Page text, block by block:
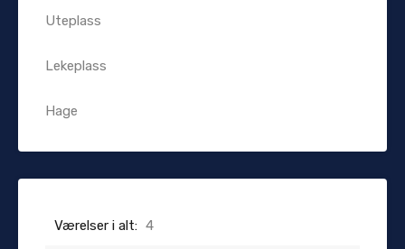
Uteplass
Lekeplass
Hage
Værelser i alt: 4